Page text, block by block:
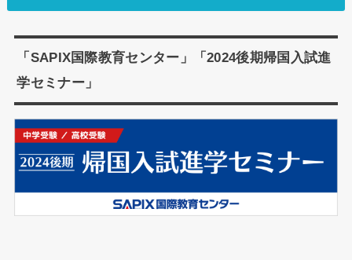
「SAPIX国際教育センター」「2024後期帰国入試進
学セミナー」